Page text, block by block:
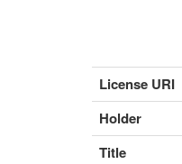
License URI
Holder
Title